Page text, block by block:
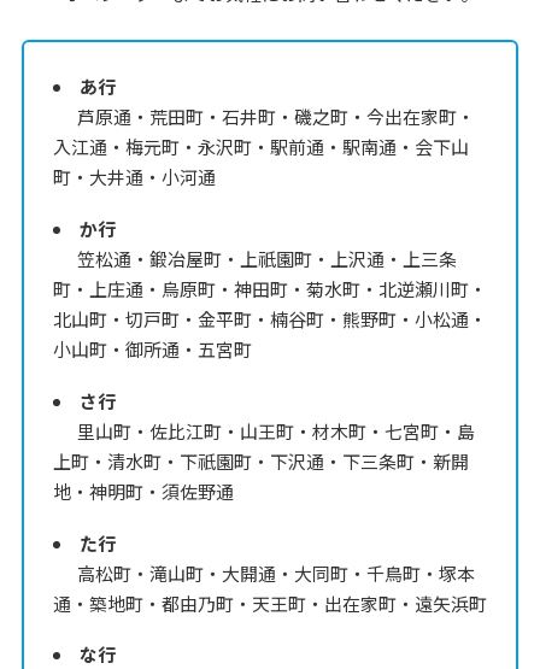
あ行
芦原通・荒田町・石井町・磯之町・今出在家町・
入江通・梅元町・永沢町・駅前通・駅南通・会下山
町・大井通・小河通
か行
笠松通・鍛冶屋町・上祇園町・上沢通・上三条
町・上庄通・烏原町・神田町・菊水町・北逆瀬川町・
北山町・切戸町・金平町・楠谷町・熊野町・小松通・
小山町・御所通・五宮町
さ行
里山町・佐比江町・山王町・材木町・七宮町・島
上町・清水町・下祇園町・下沢通・下三条町・新開
地・神明町・須佐野通
た行
高松町・滝山町・大開通・大同町・千鳥町・塚本
通・築地町・都由乃町・天王町・出在家町・遠矢浜町
な行